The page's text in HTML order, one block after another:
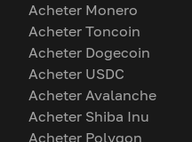
Acheter Monero
Acheter Toncoin
Acheter Dogecoin
Acheter USDC
Acheter Avalanche
Acheter Shiba Inu
Acheter Polygon